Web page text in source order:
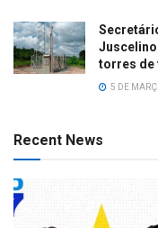
torres de
5 DE
Recent News